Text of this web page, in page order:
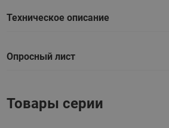
Техническое описание
Опросный лист
Товары серии